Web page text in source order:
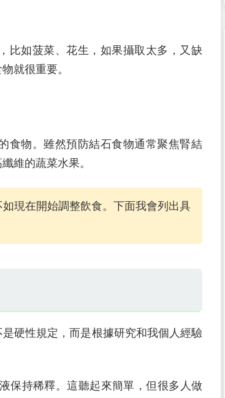
比如菠菜、花生，如果攝取太多，又缺
就很重要。
食物。雖然預防結石食物通常聚焦腎結
維的蔬菜水果。
現在開始調整飲食。下面我會列出具
硬性規定，而是根據研究和我個人經驗
保持稀釋。這聽起來簡單，但很多人做